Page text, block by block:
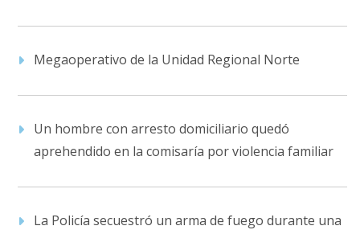
Megaoperativo de la Unidad Regional Norte
Un hombre con arresto domiciliario quedó
aprehendido en la comisaría por violencia familiar
La Policía secuestró un arma de fuego durante una